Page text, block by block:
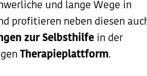
und lange Wege in
profitieren neben diesen
zur Selbsthilfe in der
Therapieplattform.